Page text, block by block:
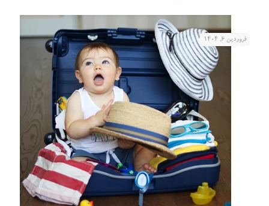
فروردین ۶, ۱۴۰۴